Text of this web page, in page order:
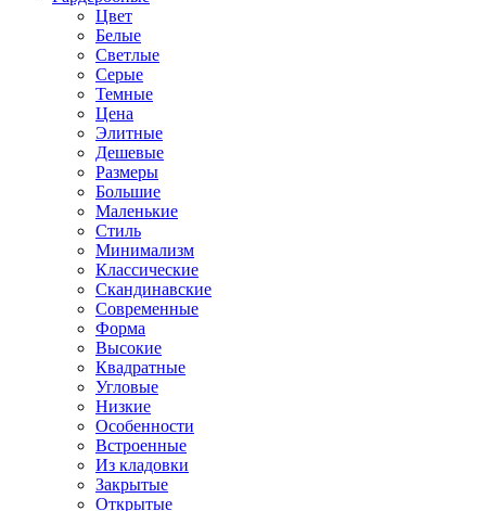
Цвет
Белые
Светлые
Серые
Темные
Цена
Элитные
Дешевые
Размеры
Большие
Маленькие
Стиль
Минимализм
Классические
Скандинавские
Современные
Форма
Высокие
Квадратные
Угловые
Низкие
Особенности
Встроенные
Из кладовки
Закрытые
Открытые